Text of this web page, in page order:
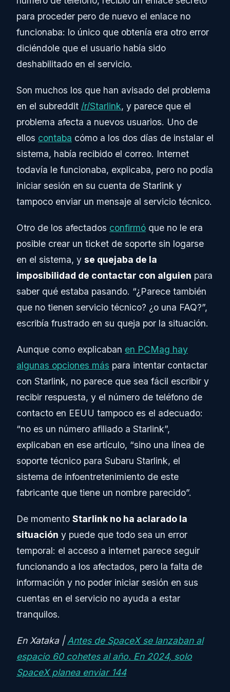
para proceder pero de nuevo el enlace no
funcionaba: lo único que obtenía era otro error
diciéndole que el usuario había sido
deshabilitado en el servicio.
Son muchos los que han avisado del problema
en el subreddit /r/Starlink, y parece que el
problema afecta a nuevos usuarios. Uno de
ellos contaba cómo a los dos días de instalar el
sistema, había recibido el correo. Internet
todavía le funcionaba, explicaba, pero no podía
iniciar sesión en su cuenta de Starlink y
tampoco enviar un mensaje al servicio técnico.
Otro de los afectados confirmó que no le era
posible crear un ticket de soporte sin logarse
en el sistema, y se quejaba de la
imposibilidad de contactar con alguien para
saber qué estaba pasando. “¿Parece también
que no tienen servicio técnico? ¿o una FAQ?”,
escribía frustrado en su queja por la situación.
Aunque como explicaban en PCMag hay
algunas opciones más para intentar contactar
con Starlink, no parece que sea fácil escribir y
recibir respuesta, y el número de teléfono de
contacto en EEUU tampoco es el adecuado:
“no es un número afiliado a Starlink”,
explicaban en ese artículo, “sino una línea de
soporte técnico para Subaru Starlink, el
sistema de infoentretenimiento de este
fabricante que tiene un nombre parecido”.
De momento Starlink no ha aclarado la
situación y puede que todo sea un error
temporal: el acceso a internet parece seguir
funcionando a los afectados, pero la falta de
información y no poder iniciar sesión en sus
cuentas en el servicio no ayuda a estar
tranquilos.
En Xataka |Antes de SpaceX se lanzaban al
espacio 60 cohetes al año. En 2024, solo
SpaceX planea enviar 144